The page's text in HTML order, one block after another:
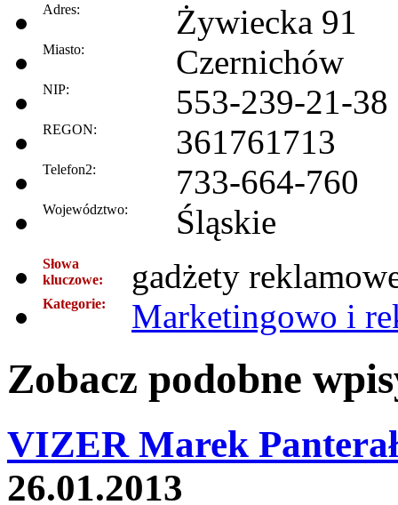
Adres: Żywiecka 91
Miasto: Czernichów
NIP: 553-239-21-38
REGON: 361761713
Telefon2: 733-664-760
Województwo: Śląskie
Słowa
kluczowe:
gadżety
Kategorie: Marketingowo i
Zobacz podobne
VIZER Marek
26.01.2013